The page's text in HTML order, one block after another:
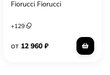
Fiorucci Fiorucci
+129
от 12 960 ₽